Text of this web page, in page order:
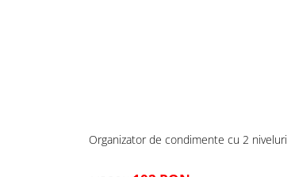
Organizator de condimente cu 2 niveluri